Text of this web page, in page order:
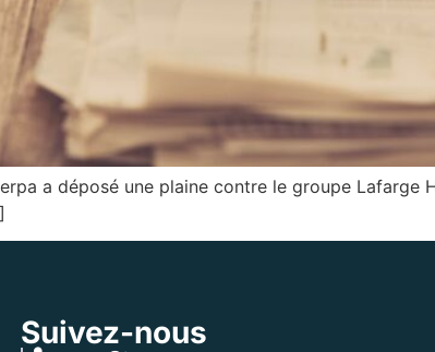
a déposé une plaine contre le groupe
Suivez-nous